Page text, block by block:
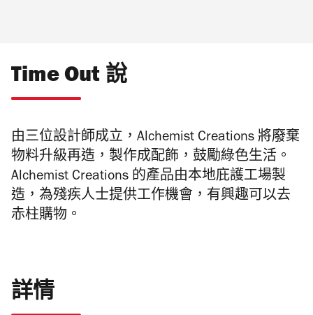
Time Out 說
由三位設計師成立，Alchemist Creations 將廢棄
物料升級再造，製作成配飾，鼓勵綠色生活。
Alchemist Creations 的產品由本地庇護工場製
造，為殘疾人士提供工作機會 ， 有興趣可以去
赤柱購物。
詳情